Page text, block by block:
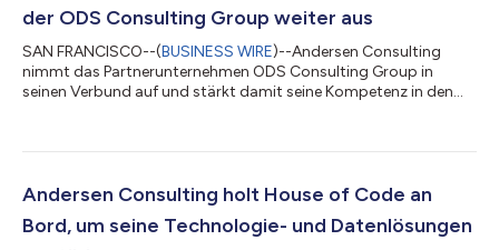
der ODS Consulting Group weiter aus
SAN FRANCISCO--(BUSINESS WIRE)--Andersen Consulting
nimmt das Partnerunternehmen ODS Consulting Group in
seinen Verbund auf und stärkt damit seine Kompetenz in den
gegründet, hat ihren Hauptsitz in der Türkei und bietet
Wachstums-, Talent- und Investitionsmöglichkeiten in der
Türkei und auf internationalen Märkten suchen. Das Unter...
Andersen Consulting holt House of Code an
Bord, um seine Technologie- und Datenlösungen